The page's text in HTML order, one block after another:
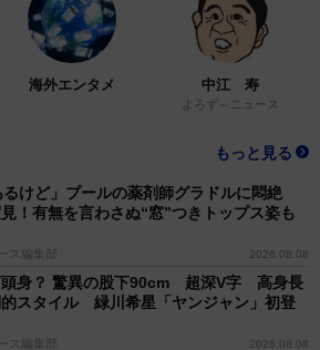
海外エンタメ 中江 寿
よろず～ニュース
もっと見る
るけど」プールの薬剤師グラドルに悶絶
！有無を言わさぬ“窓”つきトップス姿も
ス編集部 2026.08.08
頭身？ 驚異の股下90cm 超深V字 高身長
スタイル 緑川希星「ヤンジャン」初登
ス編集部 2026.08.08